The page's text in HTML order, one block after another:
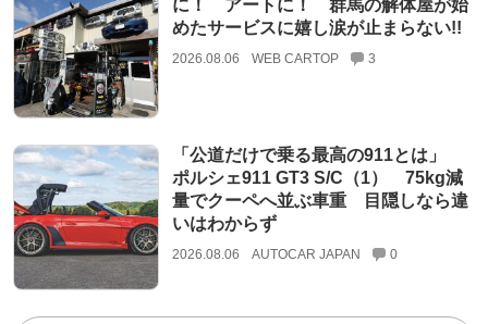
に！ アートに！ 群馬の解体屋が始
めたサービスに嬉し涙が止まらない!!
2026.08.06 WEB CARTOP 3
「公道だけで乗る最高の911とは」
ポルシェ911 GT3 S/C（1） 75kg減
量でクーペへ並ぶ車重 目隠しなら違
いはわからず
2026.08.06 AUTOCAR JAPAN 0